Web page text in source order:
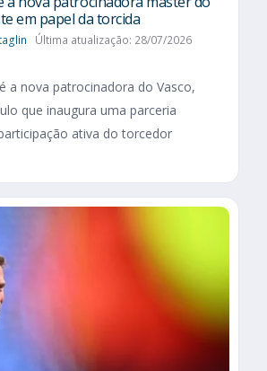
em papel da torcida
Última atualização: 28/07/2026
a nova patrocinadora do Vasco,
que inaugura uma parceria
ativa do torcedor